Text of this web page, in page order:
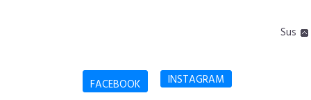
Sus
FACEBOOK INSTAGRAM